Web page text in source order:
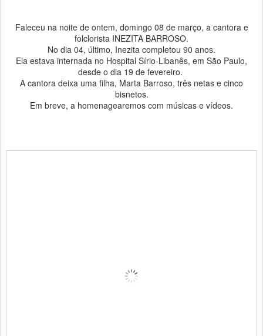
Faleceu na noite de ontem, domingo 08 de março, a cantora e
folclorista INEZITA BARROSO.
No dia 04, último, Inezita completou 90 anos.
Ela estava internada no Hospital Sírio-Libanês, em São Paulo,
desde o dia 19 de fevereiro.
A cantora deixa uma filha, Marta Barroso, três netas e cinco
bisnetos.
Em breve, a homenagearemos com músicas e vídeos.